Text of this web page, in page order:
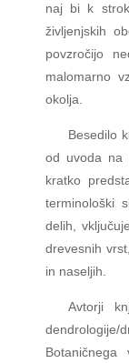
naj bi k
življenjskih
povzročijo
malomarno
okolja.
Besedilo
od uvoda na
kratko
terminološki
delih,
drevesnih
in naseljih.
Avtorji
dendrologije/